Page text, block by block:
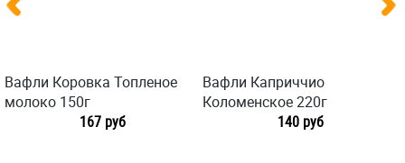
Вафли Коровка Топленое
молоко 150г
167 руб
Вафли Каприччио
Коломенское 220г
140 руб